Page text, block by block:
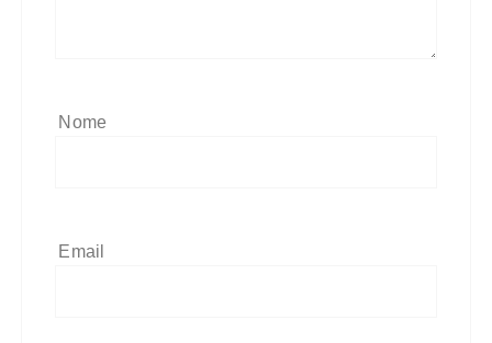
Nome
Email